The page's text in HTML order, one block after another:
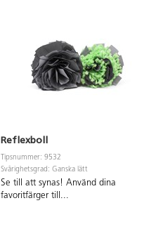
Reflexboll
Tipsnummer: 9532
Svårighetsgrad: Ganska lätt
Se till att synas! Använd dina
favoritfärger till ...